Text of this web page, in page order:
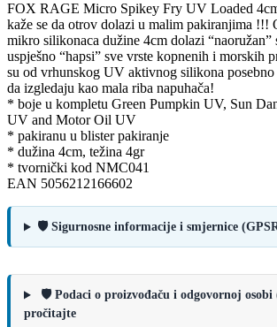
FOX RAGE Micro Spikey Fry UV Loaded
kaže se da otrov dolazi u malim pakiranjima !!!
mikro silikonaca dužine 4cm dolazi “naoružan”
uspješno “hapsi” sve vrste kopnenih i morskih
su od vrhunskog UV aktivnog silikona posebno
da izgledaju kao mala riba napuhača!
* boje u kompletu Green Pumpkin UV, Sun
UV and Motor Oil UV
* pakiranu u blister pakiranje
* dužina 4cm, težina 4gr
* tvornički kod NMC041
EAN 5056212166602
🛡️ Sigurnosne informacije i smjernice
🛡️ Podaci o proizvođaču i odgovornoj osobi
pročitajte